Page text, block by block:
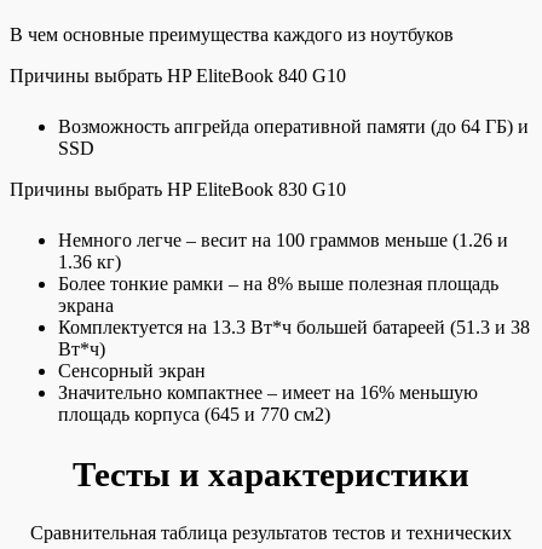
В чем основные преимущества каждого из ноутбуков
Причины выбрать HP EliteBook 840 G10
Возможность апгрейда оперативной памяти (до 64 ГБ) и
SSD
Причины выбрать HP EliteBook 830 G10
Немного легче – весит на 100 граммов меньше (1.26 и
1.36 кг)
Более тонкие рамки – на 8% выше полезная площадь
экрана
Комплектуется на 13.3 Вт*ч большей батареей (51.3 и 38
Вт*ч)
Сенсорный экран
Значительно компактнее – имеет на 16% меньшую
площадь корпуса (645 и 770 см2)
Тесты и характеристики
Сравнительная таблица результатов тестов и технических